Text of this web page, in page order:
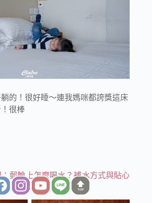
的！很好睡～連我媽咪都誇獎這床
很棒
：郵輪上怎麼喝水？補水方式與貼心
TOP